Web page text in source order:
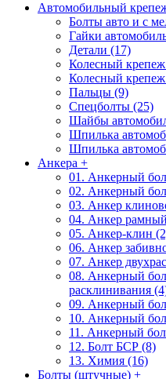
Автомобильный
Болты авто и с
Гайки
Детали (17)
Колесный
Колесный
Пальцы (9)
Спецболты (25)
Шайбы
Шпилька
Шпилька
Анкера +
01. Анкерный
02. Анкерный
03. Анкер
04. Анкер
05. Анкер-клин
06. Анкер
07. Анкер
08. Анкерный
расклинивания
09. Анкерный
10. Анкерный
11. Анкерный
12. Болт БСР (8)
13. Химия (16)
Болты (штучные) +